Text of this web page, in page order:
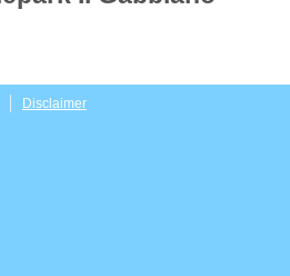
Disclaimer